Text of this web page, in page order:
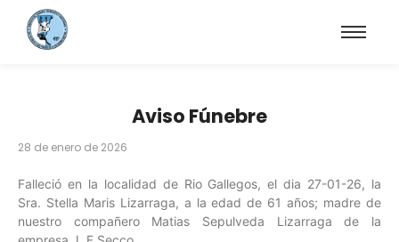
Aviso Fúnebre
28 de enero de 2026
Falleció en la localidad de Rio Gallegos, el dia 27-01-26, la
Sra. Stella Maris Lizarraga, a la edad de 61 años; madre de
nuestro compañero Matias Sepulveda Lizarraga de la